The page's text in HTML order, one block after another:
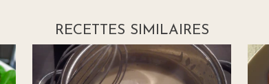
RECETTES SIMILAIRES